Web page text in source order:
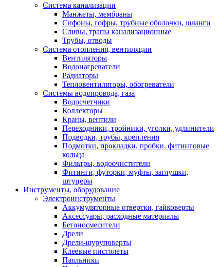
Система канализации
Манжеты, мембраны
Сифоны, гофры, трубные оболочки, шланги
Сливы, трапы канализационные
Трубы, отводы
Система отопления, вентиляции
Вентиляторы
Водонагреватели
Радиаторы
Тепловентиляторы, обогреватели
Системы водопровода, газа
Водосчетчики
Коллекторы
Краны, вентили
Переходники, тройники, уголки, удлинители
Подводки, трубы, крепления
Подмотки, прокладки, пробки, фитинговые
кольца
Фильтры, водоочистители
Фитинги, футорки, муфты, заглушки,
штуцеры
Инструменты, оборудование
Электроинструменты
Аккумуляторные отвертки, гайковерты
Аксессуары, расходные материалы
Бетоносмесители
Дрели
Дрели-шуруповерты
Клеевые пистолеты
Паяльники